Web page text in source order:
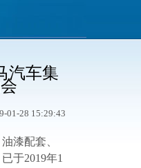
汽车集
01-28 15:29:43
漆配套、
于2019年1